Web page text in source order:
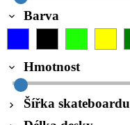
Barva
Hmotnost
Šířka skateboardu